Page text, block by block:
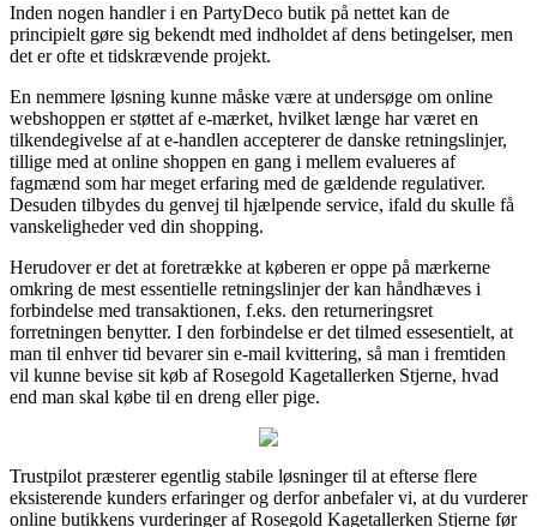
Inden nogen handler i en PartyDeco butik på nettet kan de
principielt gøre sig bekendt med indholdet af dens betingelser, men
det er ofte et tidskrævende projekt.
En nemmere løsning kunne måske være at undersøge om online
webshoppen er støttet af e-mærket, hvilket længe har været en
tilkendegivelse af at e-handlen accepterer de danske retningslinjer,
tillige med at online shoppen en gang i mellem evalueres af
fagmænd som har meget erfaring med de gældende regulativer.
Desuden tilbydes du genvej til hjælpende service, ifald du skulle få
vanskeligheder ved din shopping.
Herudover er det at foretrække at køberen er oppe på mærkerne
omkring de mest essentielle retningslinjer der kan håndhæves i
forbindelse med transaktionen, f.eks. den returneringsret
forretningen benytter. I den forbindelse er det tilmed essesentielt, at
man til enhver tid bevarer sin e-mail kvittering, så man i fremtiden
vil kunne bevise sit køb af Rosegold Kagetallerken Stjerne, hvad
end man skal købe til en dreng eller pige.
Trustpilot præsterer egentlig stabile løsninger til at efterse flere
eksisterende kunders erfaringer og derfor anbefaler vi, at du vurderer
online butikkens vurderinger af Rosegold Kagetallerken Stjerne før